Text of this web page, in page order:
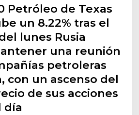
Petróleo de Texas
un 8.22% tras el
lunes Rusia
una reunión
petroleras
con un ascenso del
de sus acciones
día